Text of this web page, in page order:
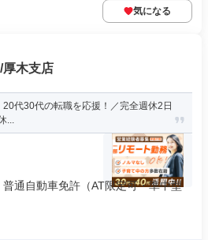
気になる
厚木支店
20代30代の転職を応援！／完全週休2日
...
通自動車免許（AT限定可・準中型